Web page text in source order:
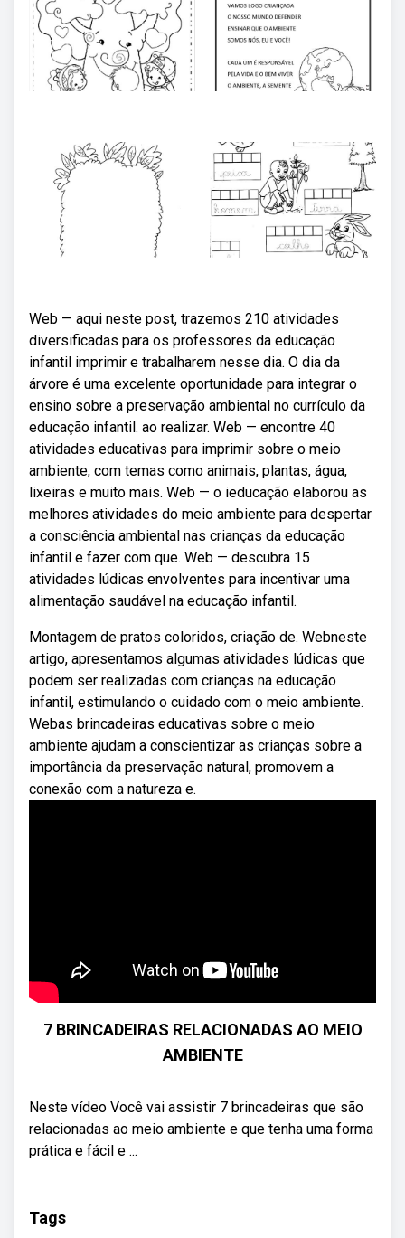
Web — aqui neste post, trazemos 210 atividades
diversificadas para os professores da educação
infantil imprimir e trabalharem nesse dia. O dia da
árvore é uma excelente oportunidade para integrar o
ensino sobre a preservação ambiental no currículo da
educação infantil. ao realizar. Web — encontre 40
atividades educativas para imprimir sobre o meio
ambiente, com temas como animais, plantas, água,
lixeiras e muito mais. Web — o ieducação elaborou as
melhores atividades do meio ambiente para despertar
a consciência ambiental nas crianças da educação
infantil e fazer com que. Web — descubra 15
atividades lúdicas envolventes para incentivar uma
alimentação saudável na educação infantil.
Montagem de pratos coloridos, criação de. Webneste
artigo, apresentamos algumas atividades lúdicas que
podem ser realizadas com crianças na educação
infantil, estimulando o cuidado com o meio ambiente.
Webas brincadeiras educativas sobre o meio
ambiente ajudam a conscientizar as crianças sobre a
importância da preservação natural, promovem a
conexão com a natureza e.
7 BRINCADEIRAS RELACIONADAS AO MEIO
AMBIENTE
Neste vídeo Você vai assistir 7 brincadeiras que são
relacionadas ao meio ambiente e que tenha uma forma
prática e fácil e ...
Tags